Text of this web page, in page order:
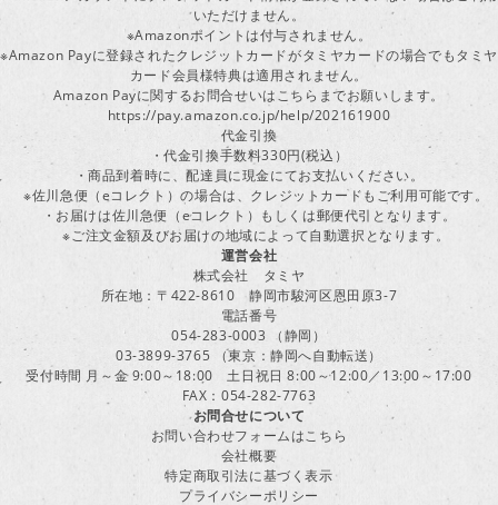
いただけません。
※Amazonポイントは付与されません。
※Amazon Payに登録されたクレジットカードがタミヤカードの場合でもタミヤ
カード会員様特典は適用されません。
Amazon Payに関するお問合せいはこちらまでお願いします。
https://pay.amazon.co.jp/help/202161900
代金引換
・代金引換手数料330円(税込）
・商品到着時に、配達員に現金にてお支払いください。
※佐川急便（eコレクト）の場合は、クレジットカードもご利用可能です。
・お届けは佐川急便（eコレクト）もしくは郵便代引となります。
※ご注文金額及びお届けの地域によって自動選択となります。
運営会社
株式会社 タミヤ
所在地：〒422-8610 静岡市駿河区恩田原3-7
電話番号
054-283-0003 （静岡）
03-3899-3765 （東京：静岡へ自動転送）
受付時間 月～金 9:00～18:00 土日祝日 8:00～12:00／13:00～17:00
FAX：054-282-7763
お問合せについて
お問い合わせフォームはこちら
会社概要
特定商取引法に基づく表示
プライバシーポリシー